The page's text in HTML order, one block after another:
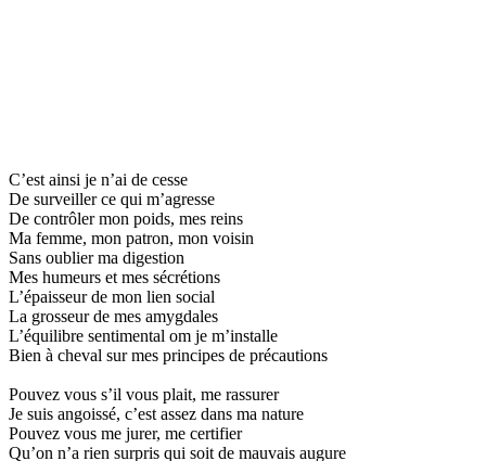
C’est ainsi je n’ai de cesse
De surveiller ce qui m’agresse
De contrôler mon poids, mes reins
Ma femme, mon patron, mon voisin
Sans oublier ma digestion
Mes humeurs et mes sécrétions
L’épaisseur de mon lien social
La grosseur de mes amygdales
L’équilibre sentimental om je m’installe
Bien à cheval sur mes principes de précautions
Pouvez vous s’il vous plait, me rassurer
Je suis angoissé, c’est assez dans ma nature
Pouvez vous me jurer, me certifier
Qu’on n’a rien surpris qui soit de mauvais augure